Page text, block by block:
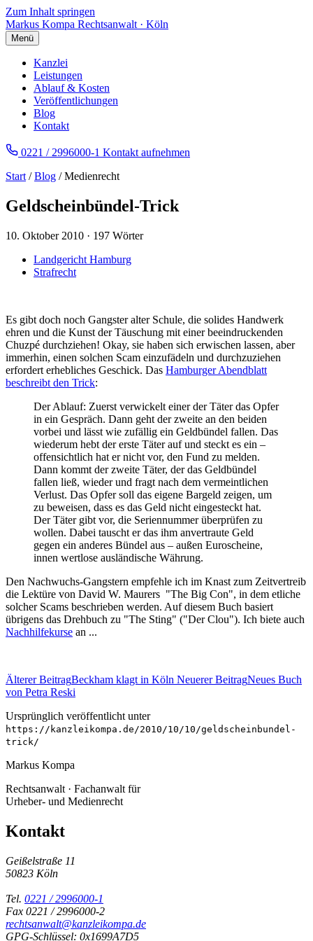
Zum Inhalt springen
Markus Kompa Rechtsanwalt · Köln
Menü
Kanzlei
Leistungen
Ablauf & Kosten
Veröffentlichungen
Blog
Kontakt
0221 / 2996000-1 Kontakt aufnehmen
Start /Blog / Medienrecht
Geldscheinbündel-Trick
10. Oktober 2010 · 197 Wörter
Landgericht Hamburg
Strafrecht
Es gibt doch noch Gangster alter Schule, die solides Handwerk
ehren und die Kunst der Täuschung mit einer beeindruckenden
Chuzpé durchziehen! Okay, sie haben sich erwischen lassen, aber
immerhin, einen solchen Scam einzufädeln und durchzuziehen
erfordert erhebliches Geschick. Das Hamburger Abendblatt
beschreibt den Trick:
Der Ablauf: Zuerst verwickelt einer der Täter das Opfer
in ein Gespräch. Dann geht der zweite an den beiden
vorbei und lässt wie zufällig ein Geldbündel fallen. Das
wiederum hebt der erste Täter auf und steckt es ein –
offensichtlich hat er nicht vor, den Fund zu melden.
Dann kommt der zweite Täter, der das Geldbündel
fallen ließ, wieder und fragt nach dem vermeintlichen
Verlust. Das Opfer soll das eigene Bargeld zeigen, um
zu beweisen, dass es das Geld nicht eingesteckt hat.
Der Täter gibt vor, die Seriennummer überprüfen zu
wollen. Dabei tauscht er das ihm anvertraute Geld
gegen ein anderes Bündel aus – außen Euroscheine,
innen wertlose ausländische Währung.
Den Nachwuchs-Gangstern empfehle ich im Knast zum Zeitvertreib
die Lektüre von David W. Maurers "The Big Con", in dem etliche
solcher Scams beschrieben werden. Auf diesem Buch basiert
übrigens das Drehbuch zu "The Sting" ("Der Clou"). Ich biete auch
Nachhilfekurse an ...
Älterer BeitragBeckham klagt in Köln Neuerer BeitragNeues Buch
von Petra Reski
Ursprünglich veröffentlicht unter
https://kanzleikompa.de/2010/10/10/geldscheinbundel-
trick/
Markus Kompa
Rechtsanwalt · Fachanwalt für
Urheber- und Medienrecht
Kontakt
Geißelstraße 11
50823 Köln
Tel. 0221 / 2996000-1
Fax 0221 / 2996000-2
rechtsanwalt@kanzleikompa.de
GPG-Schlüssel: 0x1699A7D5